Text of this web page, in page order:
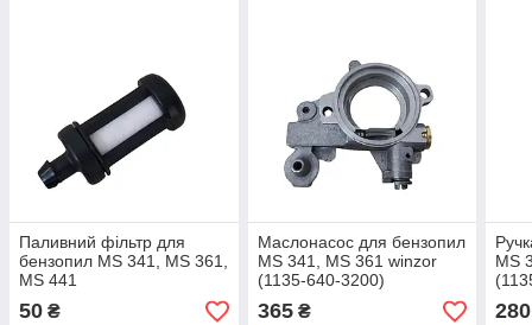
Паливний фільтр для
бензопил MS 341, MS 361,
MS 441
50 ₴
Маслонасос для бензопил
MS 341, MS 361 winzor
(1135-640-3200)
365₴
MS
280